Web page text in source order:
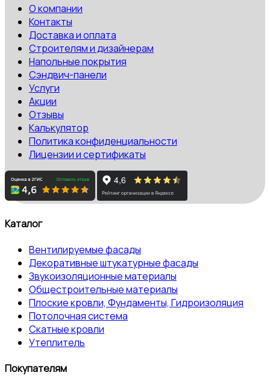
О компании
Контакты
Доставка и оплата
Строителям и дизайнерам
Напольные покрытия
Сэндвич-панели
Услуги
Акции
Отзывы
Калькулятор
Политика конфиденциальности
Лицензии и сертификаты
Каталог
Вентилируемые фасады
Декоративные штукатурные фасады
Звукоизоляционные материалы
Общестроительные материалы
Плоские кровли, Фундаменты, Гидроизоляция
Потолочная система
Скатные кровли
Утеплитель
Покупателям